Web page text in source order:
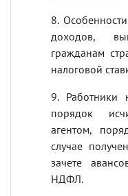
8.
доходов,
гражданам
налоговой
9. Работники
порядок
агентом,
случае
зачете
НДФЛ.